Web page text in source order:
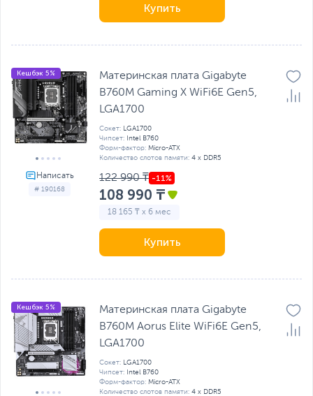
Купить
# 190168
Кешбэк 5%
Материнская плата Gigabyte
B760M Gaming X WiFi6E Gen5,
LGA1700
Сокет:
LGA1700
Чипсет: Intel B760
Форм-фактор: Micro-ATX
Количество слотов памяти: 4 x DDR5
122 990 ₸
108 990 ₸
18 165 ₸ x 6 мес
Купить
Кешбэк 5%
Материнская плата Gigabyte
B760M Aorus Elite WiFi6E Gen5,
LGA1700
Сокет:
LGA1700
Чипсет: Intel B760
Форм-фактор: Micro-ATX
Количество слотов памяти: 4 x DDR5